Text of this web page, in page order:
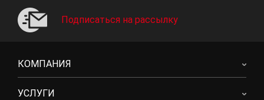
Подписаться на рассылку
КОМПАНИЯ
УСЛУГИ